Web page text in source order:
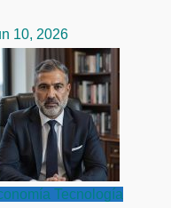
10, 2026
Tecnología